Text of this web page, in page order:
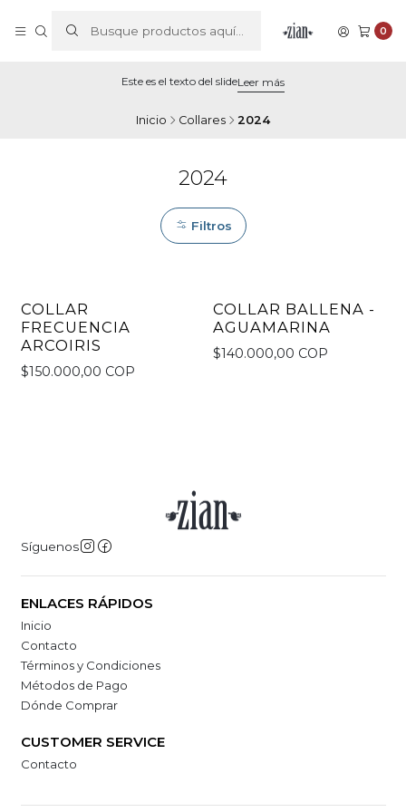
0
Este es el texto del slideLeer más
Inicio Collares 2024
2024
Filtros
COLLAR
FRECUENCIA
ARCOIRIS
$150.000,00 COP
COLLAR BALLENA -
AGUAMARINA
$140.000,00 COP
Síguenos
ENLACES RÁPIDOS
Inicio
Contacto
Términos y Condiciones
Métodos de Pago
Dónde Comprar
CUSTOMER SERVICE
Contacto